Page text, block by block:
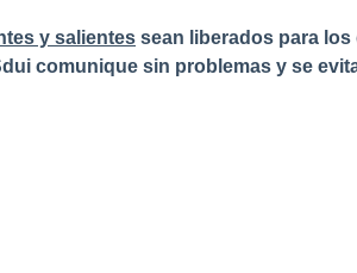
y salientes sean liberados para
comunique sin problemas y se